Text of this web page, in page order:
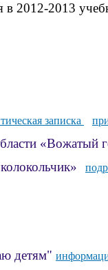
в 2012-
записка
«Вожатый
детям"